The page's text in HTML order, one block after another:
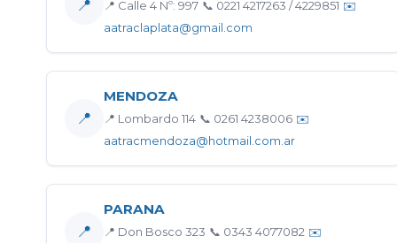
📍 📍 Calle 4 Nº: 997 📞 0221 4217263 / 4229851 ✉️
aatraclaplata@gmail.com
📍
MENDOZA
📍 Lombardo 114 📞 0261 4238006 ✉️
aatracmendoza@hotmail.com.ar
📍
PARANA
📍 Don Bosco 323 📞 0343 4077082 ✉️